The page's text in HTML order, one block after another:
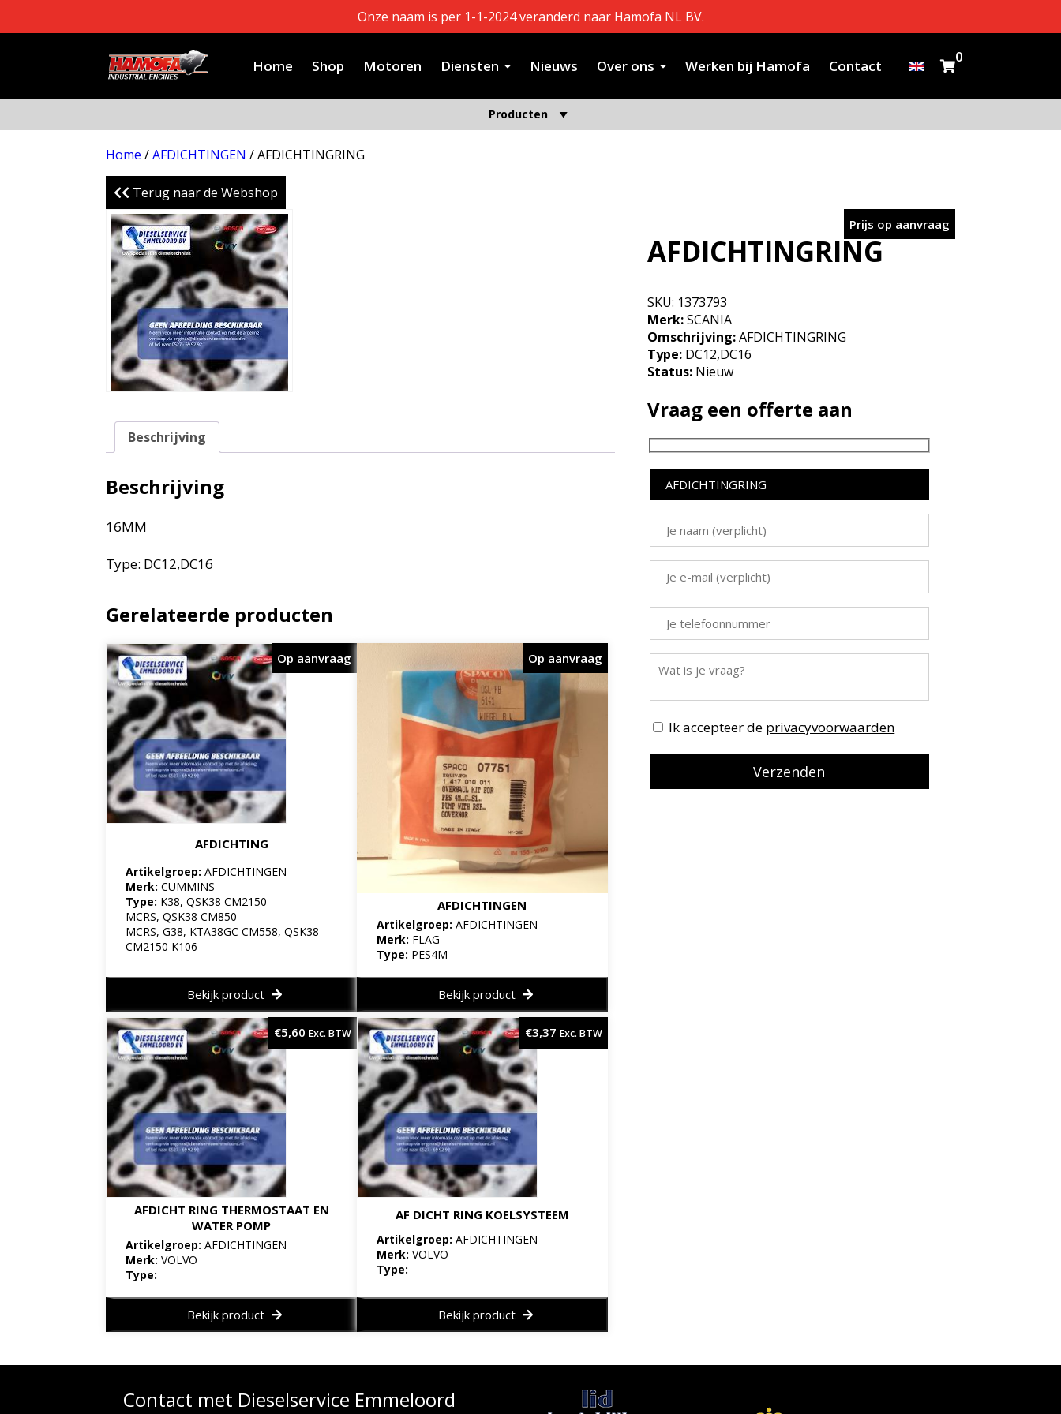
Onze naam is per 1-1-2024 veranderd naar Hamofa NL BV.
Home Shop Motoren Diensten Nieuws Over ons Werken bij Hamofa Contact
0
Producten
Home /AFDICHTINGEN / AFDICHTINGRING
Terug naar de Webshop
Beschrijving
Beschrijving
16MM
Type: DC12,DC16
Gerelateerde producten
AFDICHTING
Artikelgroep:AFDICHTINGEN
Merk:CUMMINS
Type: K38, QSK38 CM2150
MCRS, QSK38 CM850
MCRS, G38, KTA38GC CM558, QSK38
CM2150 K106
Op aanvraag
Bekijk product
AFDICHTINGEN
Artikelgroep:AFDICHTINGEN
Merk: FLAG
Type: PES4M
Op aanvraag
Bekijk product
AFDICHT RING THERMOSTAAT EN
WATER POMP
Artikelgroep:AFDICHTINGEN
Merk:VOLVO
Type:
€5,60 Exc. BTW
Bekijk product
AF DICHT RING KOELSYSTEEM
Artikelgroep:AFDICHTINGEN
Merk:VOLVO
Type:
€3,37 Exc. BTW
Bekijk product
AFDICHTINGRING
Prijs op aanvraag
SKU: 1373793
Merk:SCANIA
Omschrijving:AFDICHTINGRING
Type: DC12,DC16
Status: Nieuw
Vraag een offerte aan
Ik accepteer de privacyvoorwaarden
Contact met Dieselservice Emmeloord